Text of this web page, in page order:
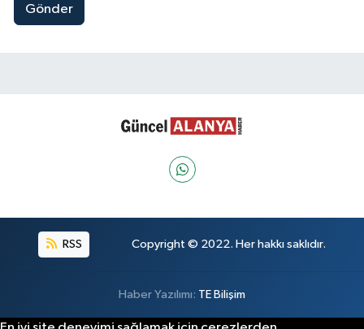
Gönder
RSS Copyright © 2022. Her hakkı saklıdır.
Haber Yazılımı: TE Bilişim